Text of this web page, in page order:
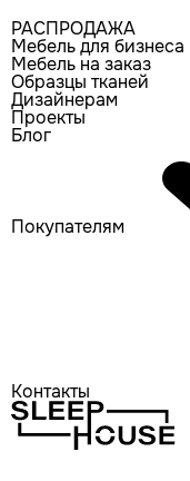
РАСПРОДАЖА
Мебель для бизнеса
Мебель на заказ
Образцы тканей
Дизайнерам
Проекты
Блог
Покупателям
Контакты